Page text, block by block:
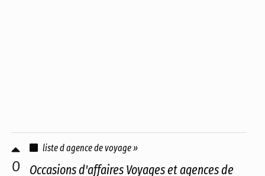
0
liste d agence de voyage »
Occasions d'affaires Voyages et agences de